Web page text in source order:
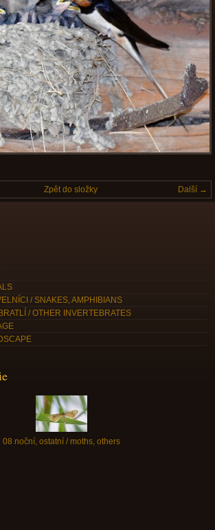
Další →
Zpět do složky
/ SNAKES, AMPHIBIANS
/ OTHER INVERTEBRATES
08 noční, ostatní / moths, others